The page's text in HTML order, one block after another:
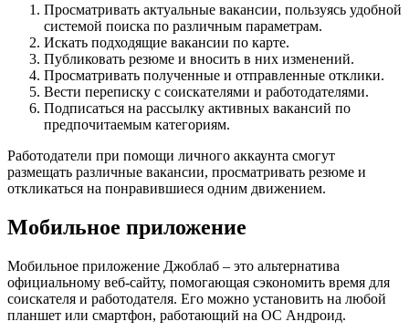
Просматривать актуальные вакансии, пользуясь удобной
системой поиска по различным параметрам.
Искать подходящие вакансии по карте.
Публиковать резюме и вносить в них изменений.
Просматривать полученные и отправленные отклики.
Вести переписку с соискателями и работодателями.
Подписаться на рассылку активных вакансий по
предпочитаемым категориям.
Работодатели при помощи личного аккаунта смогут
размещать различные вакансии, просматривать резюме и
откликаться на понравившиеся одним движением.
Мобильное приложение
Мобильное приложение Джоблаб – это альтернатива
официальному веб-сайту, помогающая сэкономить время для
соискателя и работодателя. Его можно установить на любой
планшет или смартфон, работающий на ОС Андроид.